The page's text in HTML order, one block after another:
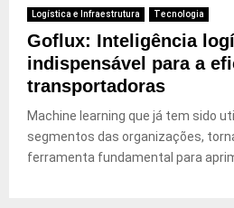
Logística e Infraestrutura Tecnologia
Goflux: Inteligência
indispensável para a
transportadoras
Machine learning que já tem sido
segmentos das organizações,
ferramenta fundamental para